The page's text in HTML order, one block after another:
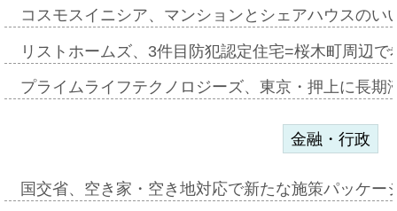
コスモスイニシア、マンションとシェアハウスの
リストホームズ、3件目防犯認定住宅=桜木町周辺
プライムライフテクノロジーズ、東京・押上に長
金融・行政
国交省、空き家・空き地対応で新たな施策パッケ